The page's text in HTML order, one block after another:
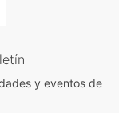
y eventos de